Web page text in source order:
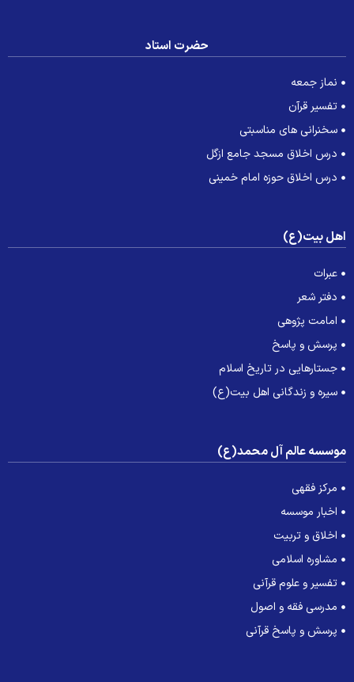
حضرت استاد
نماز جمعه
تفسیر قرآن
سخنرانی های مناسبتی
درس اخلاق مسجد جامع ازگل
درس اخلاق حوزه امام خمینی
بیت(ع)
عبرات
دفتر شعر
امامت پژوهی
پرسش و پاسخ
جستارهایی در تاریخ اسلام
سیره و زندگانی اهل بیت(ع)
عالم آل محمد(ع)
مرکز فقهی
اخبار موسسه
اخلاق و تربیت
مشاوره اسلامی
تفسیر و علوم قرآنی
مدرسی فقه و اصول
پرسش و پاسخ قرآنی